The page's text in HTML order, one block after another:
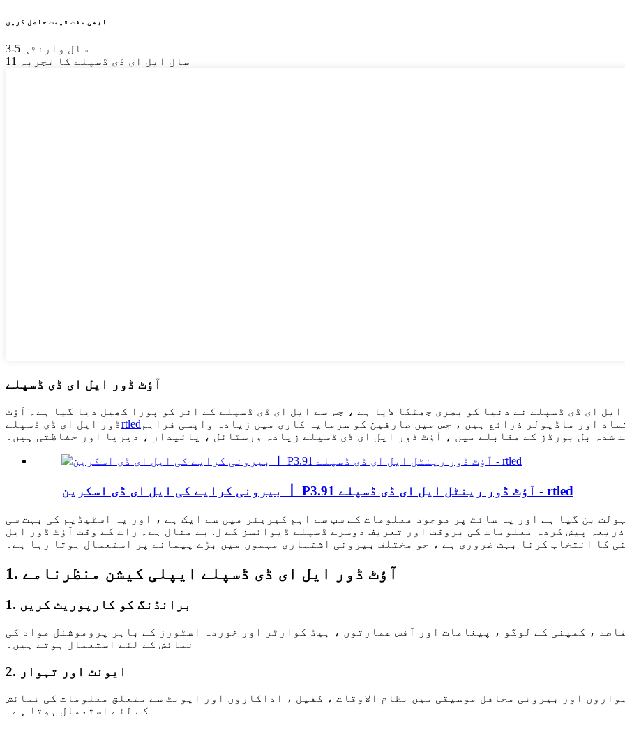
ابھی مفت قیمت حاصل کریں
3-5 سال وارنٹی
11 سال ایل ای ڈی ڈسپلے کا تجربہ
آؤٹ ڈور ایل ای ڈی ڈسپلے
ای ڈی ڈسپلے نے دنیا کو بصری جھٹکا لایا ہے ، جس سے ایل ای ڈی ڈسپلے کے اثر کو پورا کھیل دیا گیا ہے۔ آؤٹ
ڈور ایل ای ڈی ڈسپلےrtled اور ماڈیولر ذرائع ہیں ، جس میں صارفین کو سرمایہ کاری میں زیادہ واپسی فراہم
شدہ بل بورڈز کے مقابلے میں ، آؤٹ ڈور ایل ای ڈی ڈسپلے زیادہ ورسٹائل ، پائیدار ، دیرپا اور حفاظتی ہیں۔
بیرونی کرایے کی ایل ای ڈی اسکرین 丨 P3.91 آؤٹ ڈور رینٹل ایل ای ڈی ڈسپلے - rtled
بن گیا ہے اور یہ سائٹ پر موجود معلومات کے سب سے اہم کیریئر میں سے ایک ہے ، اور یہ اسٹیڈیم کی بہت سی
پیش کردہ معلومات کی بروقت اور تعریف دوسرے ڈسپلے ڈیوائسز کے ل. بے مثال ہے۔ رات کے وقت آؤٹ ڈور ایل
کا انتخاب کرنا بہت ضروری ہے ، جو مختلف بیرونی اشتہاری مہموں میں بڑے پیمانے پر استعمال ہوتا رہا ہے۔
1. آؤٹ ڈور ایل ای ڈی ڈسپلے ایپلی کیشن منظرنامے
1. برانڈنگ کو کارپوریٹ کریں
، کمپنی کے لوگو ، پیغامات اور آفس عمارتوں ، ہیڈ کوارٹر اور خوردہ اسٹورز کے باہر پروموشنل مواد کی
نمائش کے لئے استعمال ہوتے ہیں۔
2. ایونٹ اور تہوار
اور بیرونی محافل موسیقی میں نظام الاوقات ، کفیل ، اداکاروں اور ایونٹ سے متعلق معلومات کی نمائش
کے لئے استعمال ہوتا ہے۔